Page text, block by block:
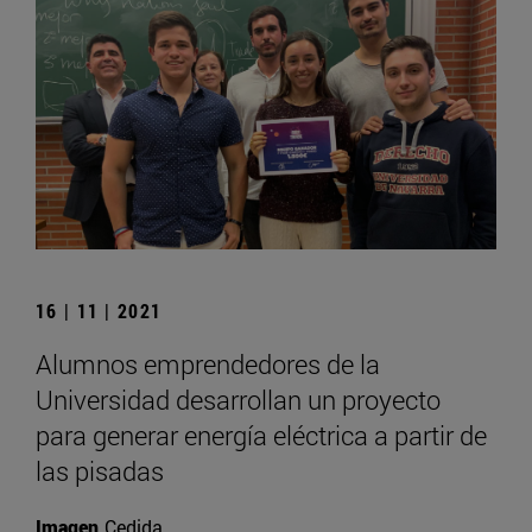
16 | 11 | 2021
Alumnos emprendedores de la
Universidad desarrollan un proyecto
para generar energía eléctrica a partir de
las pisadas
Imagen Cedida